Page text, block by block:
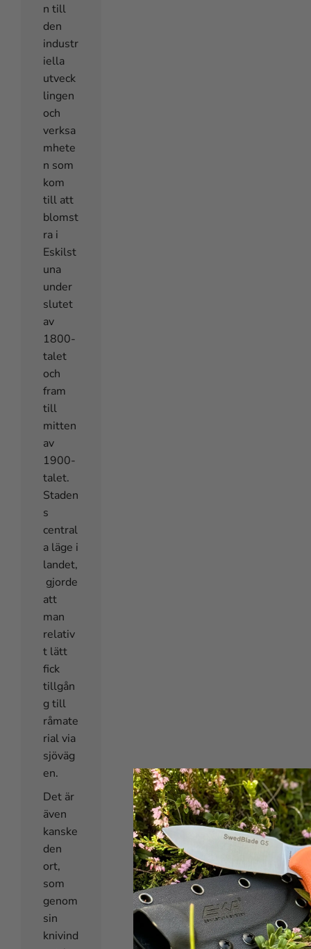
n till
den
industr
iella
utveck
lingen
och
verksa
mhete
n som
kom
till att
blomst
ra i
Eskilst
una
under
slutet
av
1800-
talet
och
fram
till
mitten
av
1900-
talet.
Staden
s
central
a läge i
landet,
gjorde
att
man
relativ
t lätt
fick
tillgån
g till
råmate
rial via
sjöväg
en.
Det är
även
kanske
den
ort,
som
genom
sin
knivind